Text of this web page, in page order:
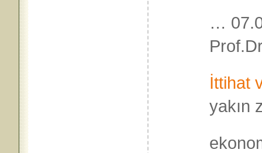
…
İttihat
yakın